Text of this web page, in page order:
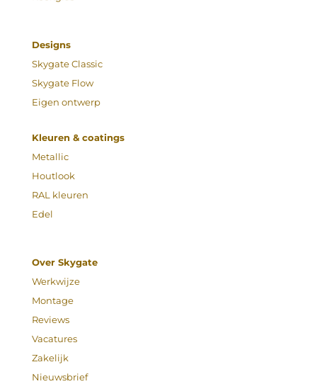
Designs
Skygate Classic
Skygate Flow
Eigen ontwerp
Kleuren & coatings
Metallic
Houtlook
RAL kleuren
Edel
Over Skygate
Werkwijze
Montage
Reviews
Vacatures
Zakelijk
Nieuwsbrief